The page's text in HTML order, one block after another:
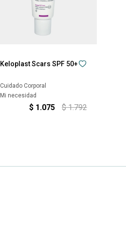
Keloplast Scars SPF 50+
Cuidado Corporal
Mi necesidad
$ 1.075 $ 1.792